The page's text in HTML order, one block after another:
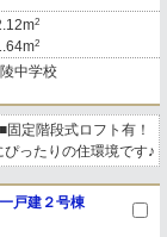
2
2
中学校
定階段式ロフト有！
ったりの住環境です♪
戸建２号棟